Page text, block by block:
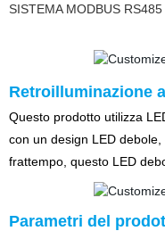
SISTEMA MODBUS
Retroilluminazione
Questo prodotto utilizza
con un design LED
frattempo, questo LED
Parametri del